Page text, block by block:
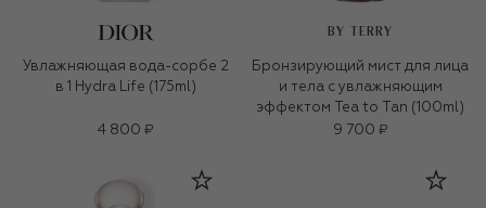
Увлажняющая вода-сорбе 2
в 1 Hydra Life (175ml)
4 800 ₽
BY TERRY
Бронзирующий мист для лица
и тела с увлажняющим
эффектом Tea to Tan (100ml)
9 700 ₽